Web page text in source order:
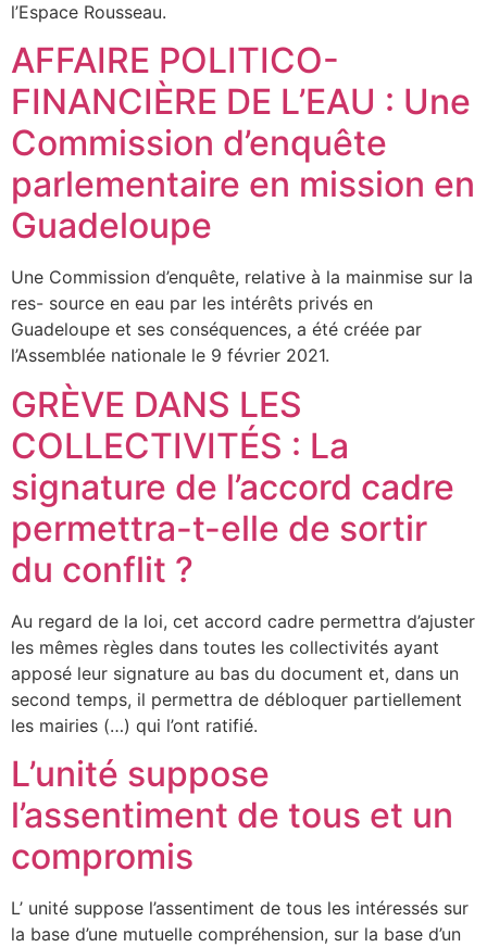
l’Espace Rousseau.
AFFAIRE POLITICO-
FINANCIÈRE DE L’EAU : Une
Commission d’enquête
parlementaire en mission en
Guadeloupe
Une Commission d’enquête, relative à la mainmise sur la
res- source en eau par les intérêts privés en
Guadeloupe et ses conséquences, a été créée par
l’Assemblée nationale le 9 février 2021.
GRÈVE DANS LES
COLLECTIVITÉS : La
signature de l’accord cadre
permettra-t-elle de sortir
du conflit ?
Au regard de la loi, cet accord cadre permettra d’ajuster
les mêmes règles dans toutes les collectivités ayant
apposé leur signature au bas du document et, dans un
second temps, il permettra de débloquer partiellement
les mairies (…) qui l’ont ratifié.
L’unité suppose
l’assentiment de tous et un
compromis
L’ unité suppose l’assentiment de tous les intéressés sur
la base d’une mutuelle compréhension, sur la base d’un